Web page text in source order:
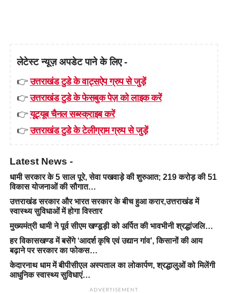
लेटेस्ट न्यूज़ अपडेट पाने के लिए -
👉उत्तराखंड टुडे के वाट्सऐप ग्रुप से जुड़ें
👉उत्तराखंड टुडे के फेसबुक पेज़ को लाइक करें
👉यूट्यूब चैनल सब्स्क्राइब करें
👉उत्तराखंड टुडे के टेलीग्राम ग्रुप से जुड़ें
Latest News -
धामी सरकार के 5 साल पूरे, सेवा पखवाड़े की शुरुआत; 219 करोड़ की 51
विकास योजनाओं की सौगात…
उत्तराखंड सरकार और भारत सरकार के बीच हुआ करार,उत्तराखंड में
स्वास्थ्य सुविधाओं में होगा विस्तार
मुख्यमंत्री धामी ने पूर्व सीएम खण्डूड़ी को अर्पित की भावभीनी श्रद्धांजलि…
हर विकासखण्ड में बसेंगे ‘आदर्श कृषि एवं उद्यान गांव’, किसानों की आय
बढ़ाने पर सरकार का फोकस…
केदारनाथ धाम में बीपीसीएल अस्पताल का लोकार्पण, श्रद्धालुओं को मिलेंगी
आधुनिक स्वास्थ्य सुविधाएं…
ADVERTISEMENT